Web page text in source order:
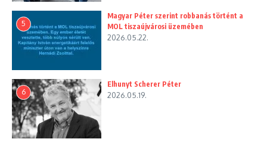
5
Magyar Péter szerint robbanás történt a
MOL tiszaújvárosi üzemében
2026.05.22.
6
Elhunyt Scherer Péter
2026.05.19.